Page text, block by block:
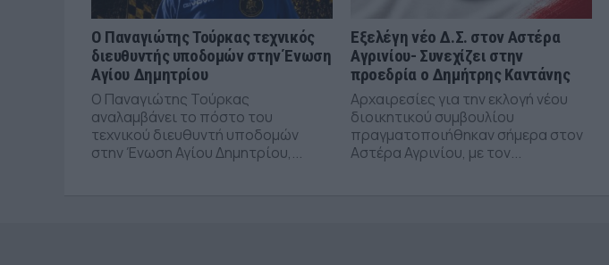
Ο Παναγιώτης Τούρκας τεχνικός
διευθυντής υποδομών στην Ένωση
Αγίου Δημητρίου
Ο Παναγιώτης Τούρκας
αναλαμβάνει το πόστο του
τεχνικού διευθυντή υποδομών
στην Ένωση Αγίου Δημητρίου,...
Εξελέγη νέο Δ.Σ. στον Αστέρα
Αγρινίου- Συνεχίζει στην
προεδρία ο Δημήτρης Καντάνης
Αρχαιρεσίες για την εκλογή νέου
διοικητικού συμβουλίου
πραγματοποιήθηκαν σήμερα στον
Αστέρα Αγρινίου, με τον...